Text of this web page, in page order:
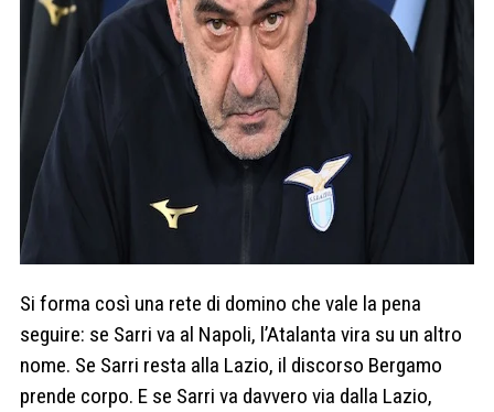
Si forma così una rete di domino che vale la pena
seguire: se Sarri va al Napoli, l’Atalanta vira su un altro
nome. Se Sarri resta alla Lazio, il discorso Bergamo
prende corpo. E se Sarri va davvero via dalla Lazio,